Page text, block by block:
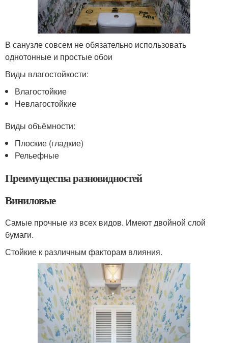
В санузле совсем не обязательно использовать
однотонные и простые обои
Виды влагостойкости:
Влагостойкие
Невлагостойкие
Виды объёмности:
Плоские (гладкие)
Рельефные
Преимущества разновидностей
Виниловые
Самые прочные из всех видов. Имеют двойной слой
бумаги.
Стойкие к различным факторам влияния.